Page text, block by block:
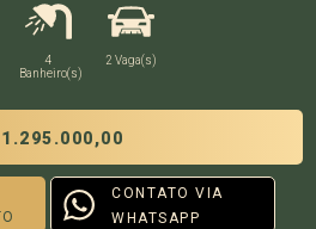
4
Banheiro(s)
2 Vaga(s)
1.295.000,00
CONTATO VIA
WHATSAPP